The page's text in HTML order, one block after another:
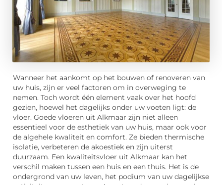
Wanneer het aankomt op het bouwen of renoveren van
uw huis, zijn er veel factoren om in overweging te
nemen. Toch wordt één element vaak over het hoofd
gezien, hoewel het dagelijks onder uw voeten ligt: de
vloer. Goede vloeren uit Alkmaar zijn niet alleen
essentieel voor de esthetiek van uw huis, maar ook voor
de algehele kwaliteit en comfort. Ze bieden thermische
isolatie, verbeteren de akoestiek en zijn uiterst
duurzaam. Een kwaliteitsvloer uit Alkmaar kan het
verschil maken tussen een huis en een thuis. Het is de
ondergrond van uw leven, het podium van uw dagelijkse